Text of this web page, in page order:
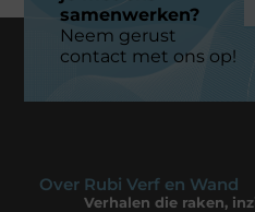
samenwerken?
Neem gerust
contact met ons op!
Over Rubi Verf en Wand
Verhalen die raken,